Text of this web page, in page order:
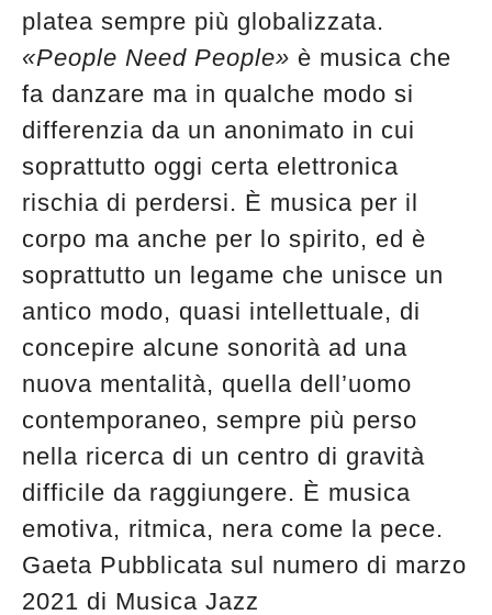
platea sempre più globalizzata.
«People Need People» è musica che
fa danzare ma in qualche modo si
differenzia da un anonimato in cui
soprattutto oggi certa elettronica
rischia di perdersi. È musica per il
corpo ma anche per lo spirito, ed è
soprattutto un legame che unisce un
antico modo, quasi intellettuale, di
concepire alcune sonorità ad una
nuova mentalità, quella dell’uomo
contemporaneo, sempre più perso
nella ricerca di un centro di gravità
difficile da raggiungere. È musica
emotiva, ritmica, nera come la pece.
Gaeta Pubblicata sul numero di marzo
2021 di Musica Jazz